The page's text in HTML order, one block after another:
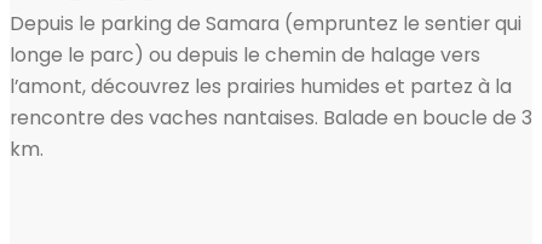
Depuis le parking de Samara (empruntez le sentier qui
longe le parc) ou depuis le chemin de halage vers
l’amont, découvrez les prairies humides et partez à la
rencontre des vaches nantaises. Balade en boucle de 3
km.